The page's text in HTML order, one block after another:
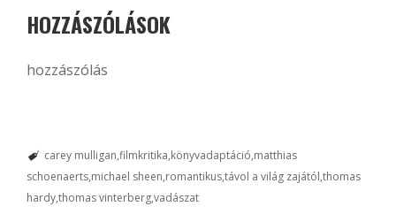
HOZZÁSZÓLÁSOK
hozzászólás
carey mulligan filmkritika könyvadaptáció matthias
schoenaerts michael sheen romantikustávol a világ zajától thomas
hardythomas vinterbergvadászat